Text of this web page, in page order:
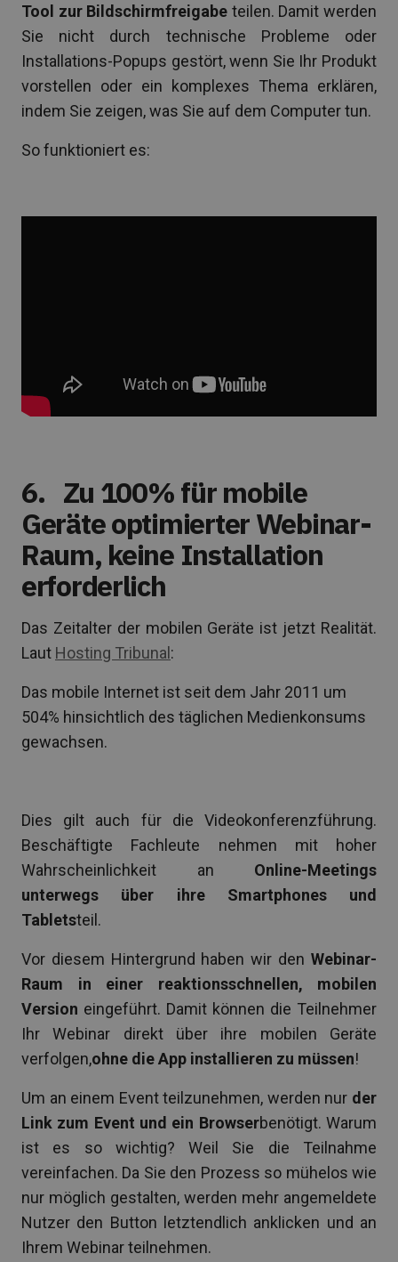
Tool zur Bildschirmfreigabe teilen. Damit werden
Sie nicht durch technische Probleme oder
Installations-Popups gestört, wenn Sie Ihr Produkt
vorstellen oder ein komplexes Thema erklären,
indem Sie zeigen, was Sie auf dem Computer tun.
So funktioniert es:
6. Zu 100% für mobile
Geräte optimierter Webinar-
Raum, keine Installation
erforderlich
Das Zeitalter der mobilen Geräte ist jetzt Realität.
Laut Hosting Tribunal :
Das mobile Internet ist seit dem Jahr 2011 um
504% hinsichtlich des täglichen Medienkonsums
gewachsen.
Dies gilt auch für die Videokonferenzführung.
Beschäftigte Fachleute nehmen mit hoher
Wahrscheinlichkeit an Online-Meetings
unterwegs über ihre Smartphones und
Tabletsteil.
Vor diesem Hintergrund haben wir den Webinar-
Raum in einer reaktionsschnellen, mobilen
Version eingeführt. Damit können die Teilnehmer
Ihr Webinar direkt über ihre mobilen Geräte
verfolgen,ohne die App installieren zu müssen!
Um an einem Event teilzunehmen, werden nur der
Link zum Event und ein Browserbenötigt. Warum
ist es so wichtig? Weil Sie die Teilnahme
vereinfachen. Da Sie den Prozess so mühelos wie
nur möglich gestalten, werden mehr angemeldete
Nutzer den Button letztendlich anklicken und an
Ihrem Webinar teilnehmen.